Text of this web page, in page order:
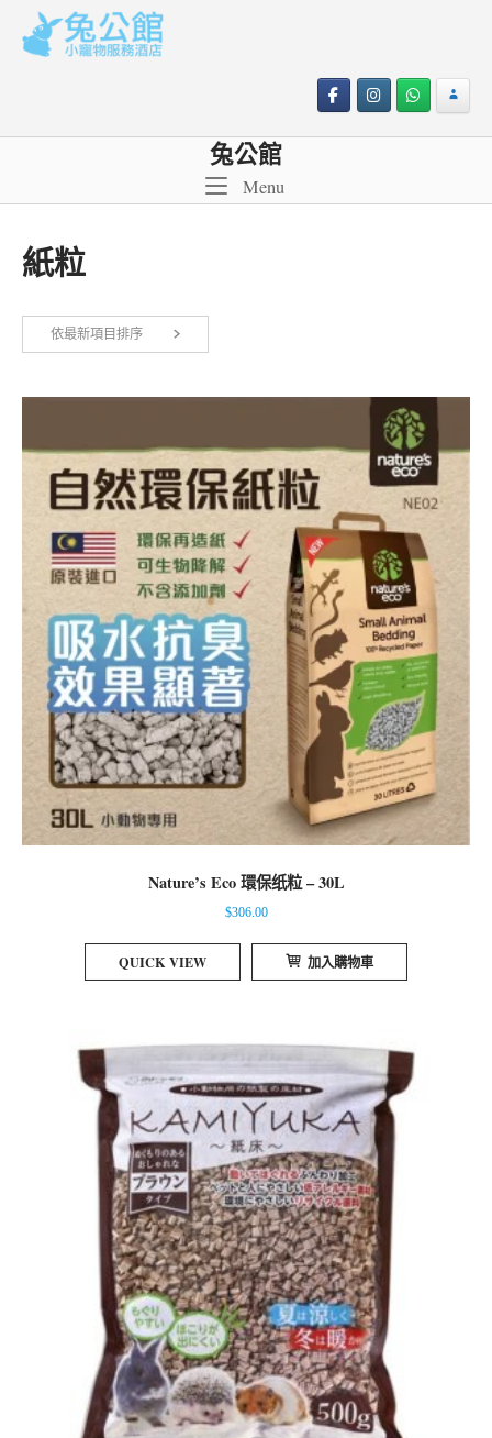
content
兔公館
MenuMenu
紙粒
依最新項目排序
項
Nature’s Eco 環保纸粒 – 30L
$306.00
QUICK VIEW 加入購物車